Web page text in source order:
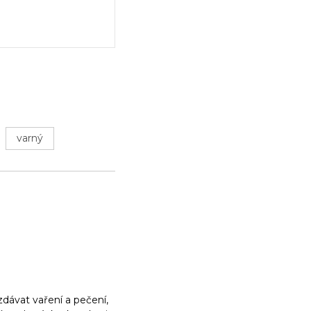
varný
vaření a pečení,